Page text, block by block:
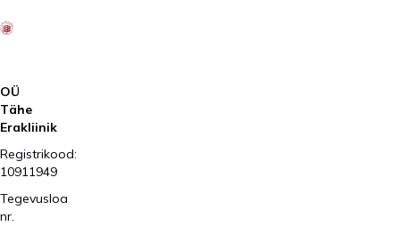
OÜ
Tähe
Erakliinik
Registrikood:
10911949
Tegevusloa
nr.